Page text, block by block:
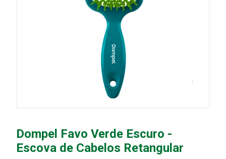
Dompel Favo Verde Escuro -
Escova de Cabelos Retangular